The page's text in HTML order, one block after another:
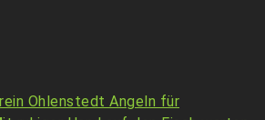
Ohlenstedt Angeln für